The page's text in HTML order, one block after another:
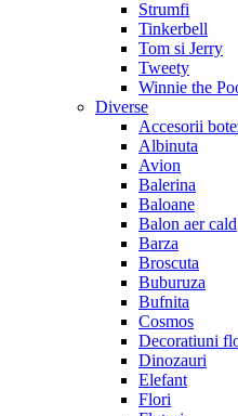
Strumfi
Tinkerbell
Tom si Jerry
Tweety
Winnie the
Diverse
Accesorii
Albinuta
Avion
Balerina
Baloane
Balon aer cald
Barza
Broscuta
Buburuza
Bufnita
Cosmos
Decoratiuni
Dinozauri
Elefant
Flori